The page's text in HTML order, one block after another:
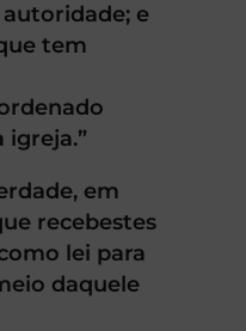
e
tem
igreja.”
em
recebestes
lei para
daquele